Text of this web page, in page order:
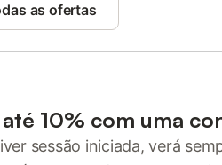
as ofertas
10% com uma
sessão iniciada, verá